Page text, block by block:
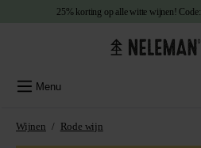
25% korting op alle witte wijnen!Code:
Menu
Wijnen / Rode wijn